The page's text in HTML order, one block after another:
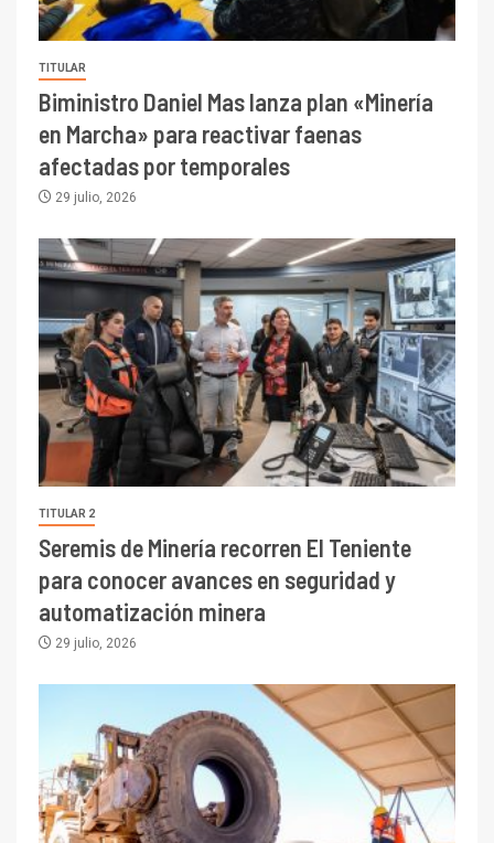
TITULAR
Biministro Daniel Mas lanza plan «Minería
en Marcha» para reactivar faenas
afectadas por temporales
29 julio, 2026
TITULAR 2
Seremis de Minería recorren El Teniente
para conocer avances en seguridad y
automatización minera
29 julio, 2026